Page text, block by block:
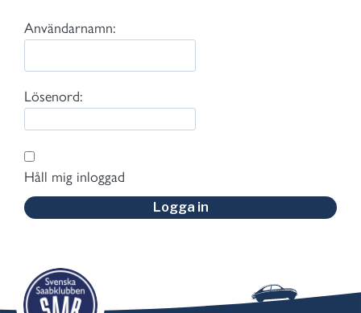
Användarnamn:
Lösenord:
Håll mig inloggad
Logga in